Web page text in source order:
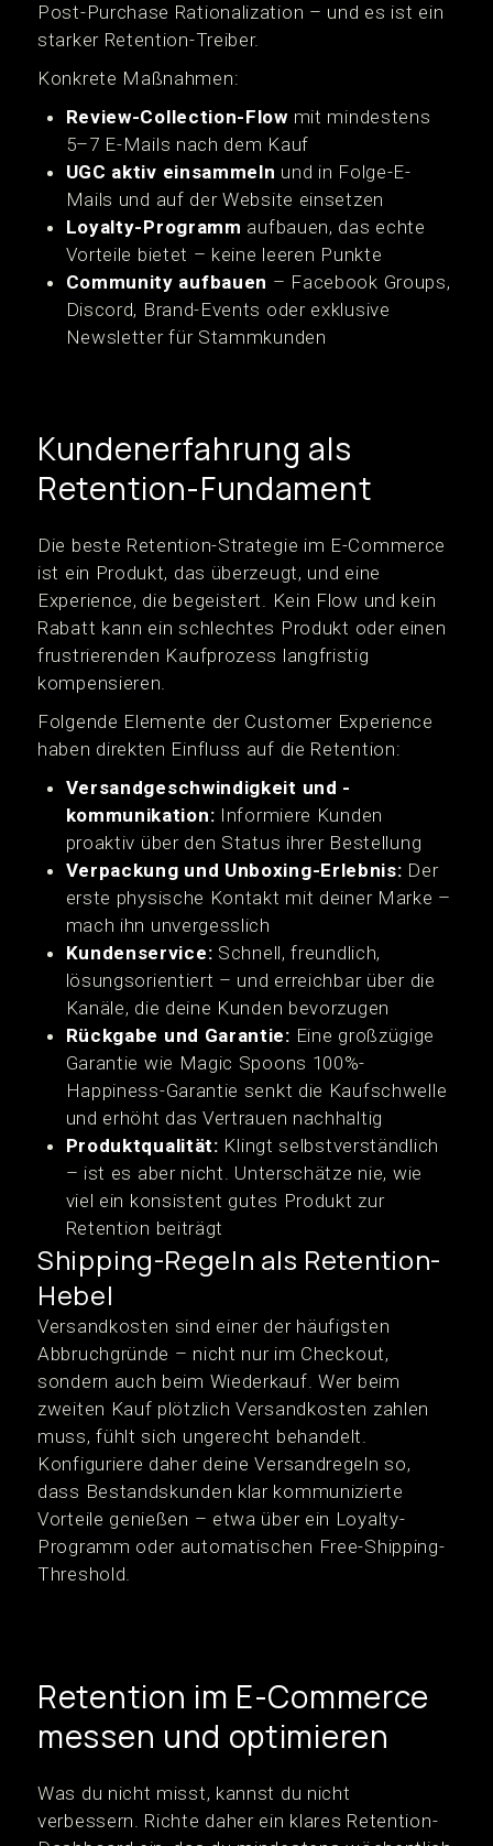
Post-Purchase Rationalization – und es ist ein
starker Retention-Treiber.
Konkrete Maßnahmen:
Review-Collection-Flow mit mindestens
5–7 E-Mails nach dem Kauf
UGC aktiv einsammeln und in Folge-E-
Mails und auf der Website einsetzen
Loyalty-Programm aufbauen, das echte
Vorteile bietet – keine leeren Punkte
Community aufbauen – Facebook Groups,
Discord, Brand-Events oder exklusive
Newsletter für Stammkunden
Kundenerfahrung als
Retention-Fundament
Die beste Retention-Strategie im E-Commerce
ist ein Produkt, das überzeugt, und eine
Experience, die begeistert. Kein Flow und kein
Rabatt kann ein schlechtes Produkt oder einen
frustrierenden Kaufprozess langfristig
kompensieren.
Folgende Elemente der Customer Experience
haben direkten Einfluss auf die Retention:
Versandgeschwindigkeit und -
kommunikation: Informiere Kunden
proaktiv über den Status ihrer Bestellung
Verpackung und Unboxing-Erlebnis: Der
erste physische Kontakt mit deiner Marke –
mach ihn unvergesslich
Kundenservice: Schnell, freundlich,
lösungsorientiert – und erreichbar über die
Kanäle, die deine Kunden bevorzugen
Rückgabe und Garantie: Eine großzügige
Garantie wie Magic Spoons 100%-
Happiness-Garantie senkt die Kaufschwelle
und erhöht das Vertrauen nachhaltig
Produktqualität: Klingt selbstverständlich
– ist es aber nicht. Unterschätze nie, wie
viel ein konsistent gutes Produkt zur
Retention beiträgt
Shipping-Regeln als Retention-
Hebel
Versandkosten sind einer der häufigsten
Abbruchgründe – nicht nur im Checkout,
sondern auch beim Wiederkauf. Wer beim
zweiten Kauf plötzlich Versandkosten zahlen
muss, fühlt sich ungerecht behandelt.
Konfiguriere daher deine Versandregeln so,
dass Bestandskunden klar kommunizierte
Vorteile genießen – etwa über ein Loyalty-
Programm oder automatischen Free-Shipping-
Threshold.
Retention im E-Commerce
messen und optimieren
Was du nicht misst, kannst du nicht
verbessern. Richte daher ein klares Retention-